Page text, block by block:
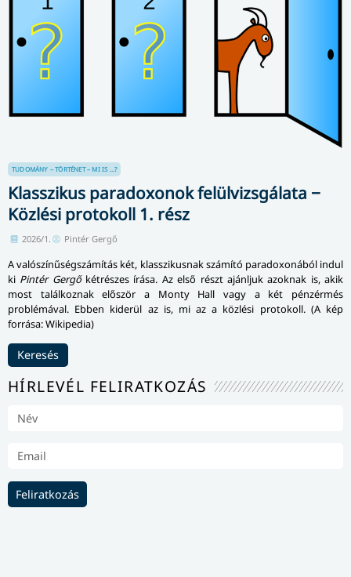
TUDOMÁNY – TÖRTÉNET – MI IS ...?
Klasszikus paradoxonok felülvizsgálata −
Közlési protokoll 1. rész
2026/1. Pintér Gergő
A valószínűségszámítás két, klasszikusnak számító paradoxonából indul
ki Pintér Gergőkétrészes írása. Az első részt ajánljuk azoknak is, akik
most találkoznak először a Monty Hall vagy a két pénzérmés
problémával. Ebben kiderül az is, mi az a közlési protokoll. (A kép
forrása: Wikipedia)
Keresés
HÍRLEVÉL FELIRATKOZÁS
Feliratkozás